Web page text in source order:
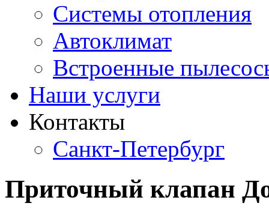
Системы отопления
Автоклимат
Встроенные
Наши услуги
Контакты
Санкт-Петербург
Приточный клапан